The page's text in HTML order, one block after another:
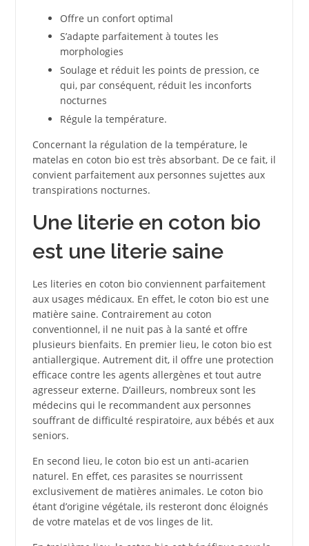
Offre un confort optimal
S’adapte parfaitement à toutes les
morphologies
Soulage et réduit les points de pression, ce
qui, par conséquent, réduit les inconforts
nocturnes
Régule la température.
Concernant la régulation de la température, le
matelas en coton bio est très absorbant. De ce fait, il
convient parfaitement aux personnes sujettes aux
transpirations nocturnes.
Une literie en coton bio
est une literie saine
Les literies en coton bio conviennent parfaitement
aux usages médicaux. En effet, le coton bio est une
matière saine. Contrairement au coton
conventionnel, il ne nuit pas à la santé et offre
plusieurs bienfaits. En premier lieu, le coton bio est
antiallergique. Autrement dit, il offre une protection
efficace contre les agents allergènes et tout autre
agresseur externe. D’ailleurs, nombreux sont les
médecins qui le recommandent aux personnes
souffrant de difficulté respiratoire, aux bébés et aux
seniors.
En second lieu, le coton bio est un anti-acarien
naturel. En effet, ces parasites se nourrissent
exclusivement de matières animales. Le coton bio
étant d’origine végétale, ils resteront donc éloignés
de votre matelas et de vos linges de lit.